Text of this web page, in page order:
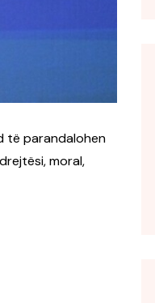
të parandalohen
moral,